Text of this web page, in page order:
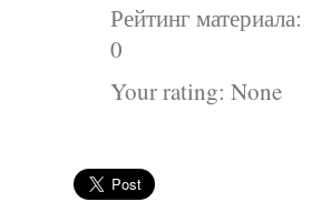
Рейтинг материала:
0
Your rating: None